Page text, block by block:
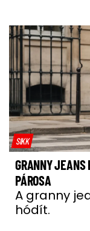
SIKK
GRANNY JEANS
PÁROSA
A granny
hódít.